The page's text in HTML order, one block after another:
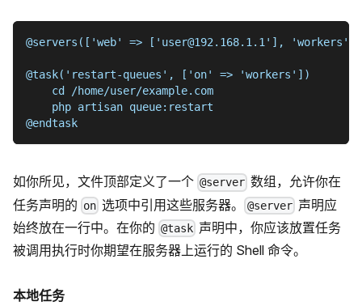
@servers(['web' => ['user@192.168.1.1'], 'workers'
@task('restart-queues', ['on' => 'workers'])
    cd /home/user/example.com
    php artisan queue:restart
@endtask
如你所见，文件顶部定义了一个 @server 数组，允许你在
任务声明的 on 选项中引用这些服务器。 @server声明应
始终放在一行中。在你的 @task 声明中，你应该放置任务
被调用执行时你期望在服务器上运行的 Shell 命令。
本地任务